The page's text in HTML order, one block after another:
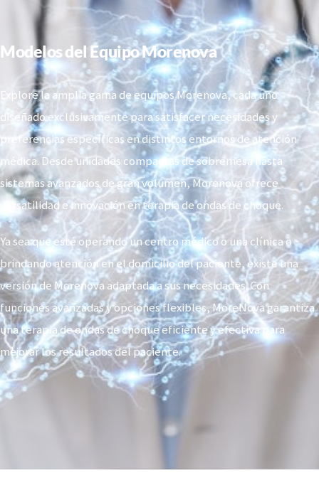
Modelos del Equipo Morenova
Explore la amplia gama de equipos Morenova, cada uno
diseñado exclusivamente para satisfacer necesidades y
preferencias específicas en distintos entornos de atención
médica. Desde unidades compactas de sobremesa hasta
sistemas avanzados de gran volumen, Morenova ofrece
versatilidad e innovación en terapia de ondas de choque.
Ya sea que esté operando un centro médico o una clínica o
brindando atención en el domicilio del paciente, existe una
versión de Morenova adaptada a sus necesidades. Con
funciones avanzadas y opciones flexibles, MoreNova garantiza
una terapia de ondas de choque eficiente y efectiva para
mejorar los resultados del paciente.